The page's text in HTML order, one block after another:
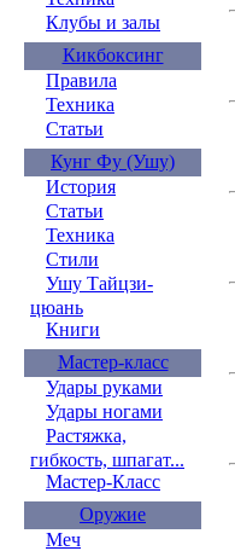
Клубы и залы
Кикбоксинг
Правила
Техника
Статьи
Кунг Фу (Ушу)
История
Статьи
Техника
Стили
Ушу Тайцзи-
цюань
Книги
Мастер-класс
Удары руками
Удары ногами
Растяжка,
гибкость, шпагат...
Мастер-Класс
Оружие
Меч